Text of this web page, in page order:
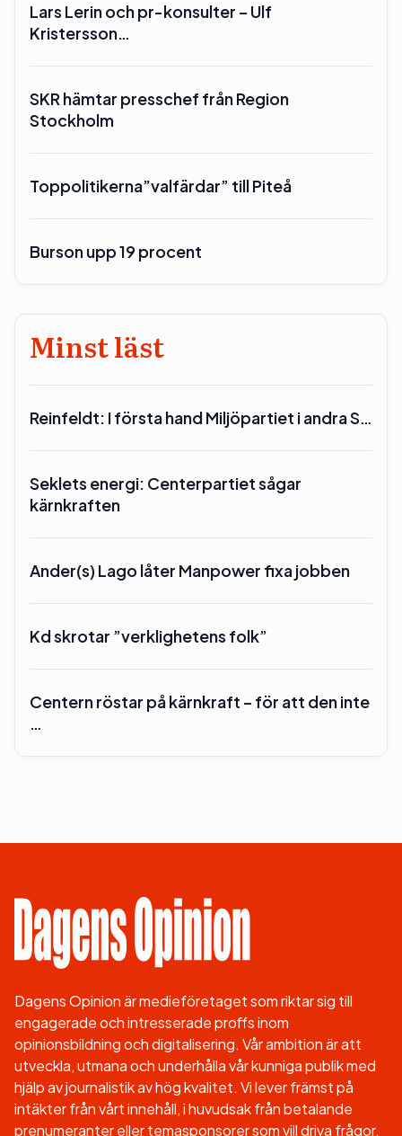
Lars Lerin och pr-konsulter – Ulf
Kristersson…
SKR hämtar presschef från Region
Stockholm
Toppolitikerna”valfärdar” till Piteå
Burson upp 19 procent
Minst läst
Reinfeldt: I första hand Miljöpartiet i andra S…
Seklets energi: Centerpartiet sågar
kärnkraften
Ander(s) Lago låter Manpower fixa jobben
Kd skrotar ”verklighetens folk”
Centern röstar på kärnkraft – för att den inte
…
Dagens Opinion är medieföretaget som riktar sig till
engagerade och intresserade proffs inom
opinionsbildning och digitalisering. Vår ambition är att
utveckla, utmana och underhålla vår kunniga publik med
hjälp av journalistik av hög kvalitet. Vi lever främst på
intäkter från vårt innehåll, i huvudsak från betalande
prenumeranter eller temasponsorer som vill driva frågor,